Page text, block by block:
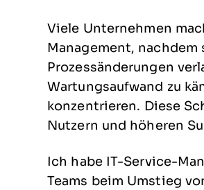
Viele Unternehmen
Management,
Prozessänderungen
Wartungsaufwand zu
konzentrieren. Diese
Nutzern und höheren
Ich habe IT-Service-
Teams beim Umstieg